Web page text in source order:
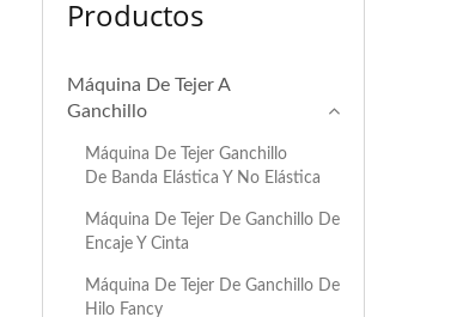
Productos
Máquina De Tejer A
Ganchillo
Máquina De Tejer Ganchillo
De Banda Elástica Y No Elástica
Máquina De Tejer De Ganchillo De
Encaje Y Cinta
Máquina De Tejer De Ganchillo De
Hilo Fancy